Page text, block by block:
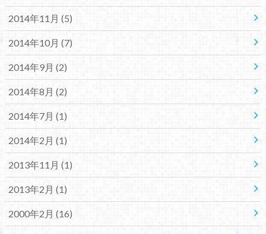
2014年11月 (5)
2014年10月 (7)
2014年9月 (2)
2014年8月 (2)
2014年7月 (1)
2014年2月 (1)
2013年11月 (1)
2013年2月 (1)
2000年2月 (16)